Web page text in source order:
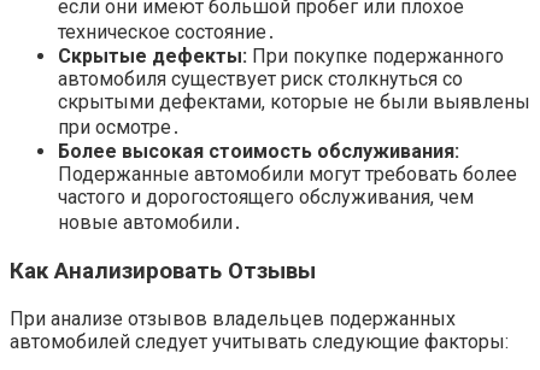
если они имеют большой пробег или плохое
техническое состояние․
Скрытые дефекты: При покупке подержанного
автомобиля существует риск столкнуться со
скрытыми дефектами, которые не были выявлены
при осмотре․
Более высокая стоимость обслуживания:
Подержанные автомобили могут требовать более
частого и дорогостоящего обслуживания, чем
новые автомобили․
Как Анализировать Отзывы
При анализе отзывов владельцев подержанных
автомобилей следует учитывать следующие факторы: